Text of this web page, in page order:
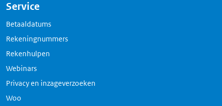
Service
Betaaldatums
Rekeningnummers
Rekenhulpen
Webinars
Privacy en inzageverzoeken
Woo